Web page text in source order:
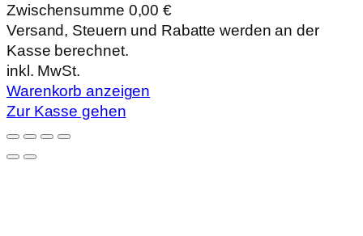
Produkte
im
Warenkorb
Zwischensumme 0,00 €
Versand, Steuern und Rabatte werden an der
Kasse berechnet.
inkl. MwSt.
Warenkorb anzeigen
Zur Kasse gehen